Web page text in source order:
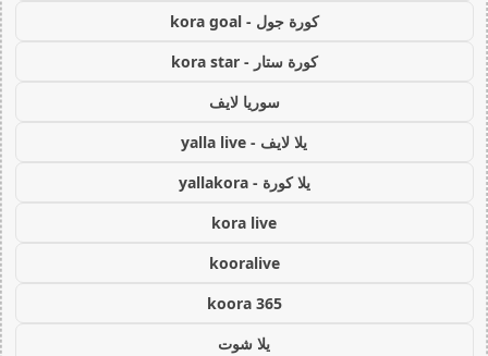
كورة جول - kora goal
كورة ستار - kora star
سوريا لايف
يلا لايف - yalla live
يلا كورة - yallakora
kora live
kooralive
koora 365
يلا شوت